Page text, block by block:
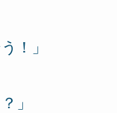
！」
」